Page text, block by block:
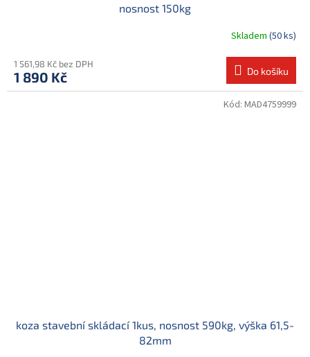
nosnost 150kg
Skladem (50 ks)
1 561,98 Kč bez DPH
1 890 Kč Do košíku
koza stavební skládací 1kus, nosnost 590kg, výška 61,5-
82mm
Kód: MAD4759999